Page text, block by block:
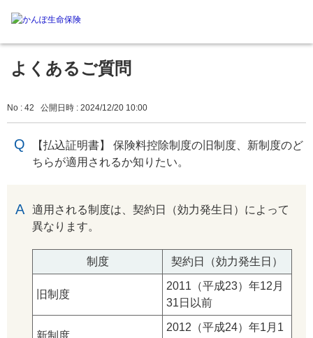
よくあるご質問
No : 42 公開日時 : 2024/12/20 10:00
【払込証明書】 保険料控除制度の旧制度、新制度のど
ちらが適用されるか知りたい。
適用される制度は、契約日（効力発生日）によって
異なります。
制度 契約日（効力発生日）
旧制度
2011（平成23）年12月
31日以前
新制度
2012（平成24）年1月1